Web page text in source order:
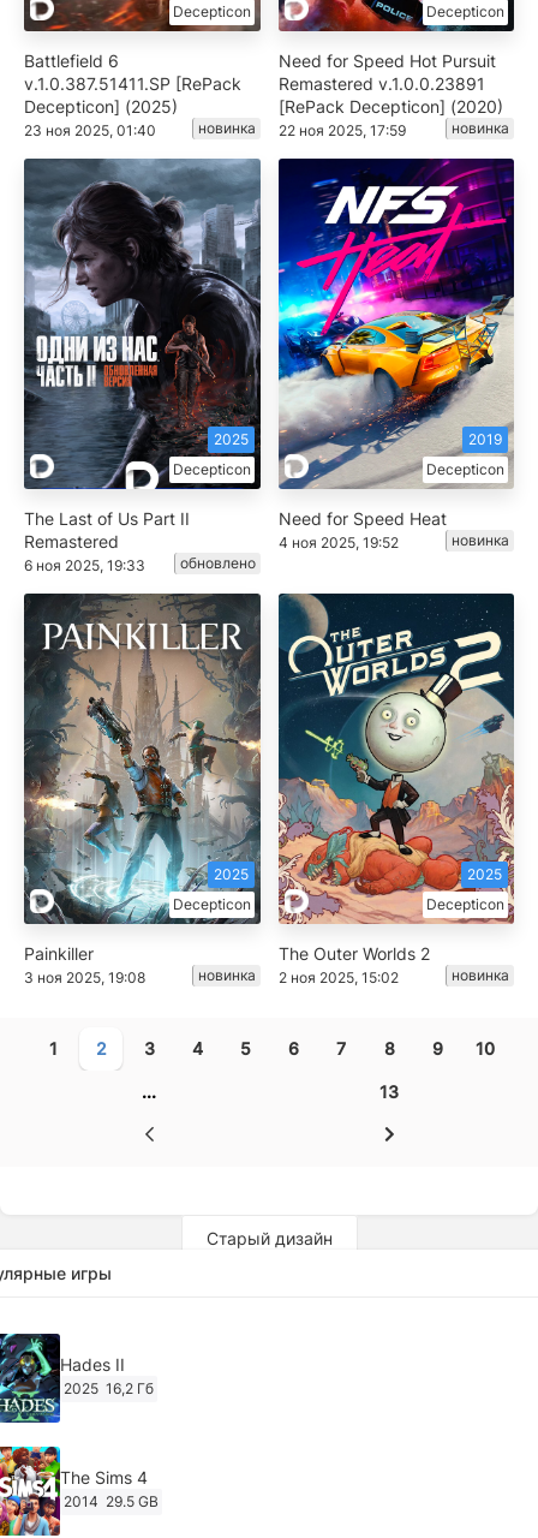
Decepticon
Battlefield 6
v.1.0.387.51411.SP [RePack
Decepticon] (2025)
23 ноя 2025, 01:40 новинка
Decepticon
Need for Speed Hot Pursuit
Remastered v.1.0.0.23891
[RePack Decepticon] (2020)
22 ноя 2025, 17:59 новинка
Decepticon
2025
The Last of Us Part II
Remastered
6 ноя 2025, 19:33 обновлено
Decepticon
2019
Need for Speed Heat
4 ноя 2025, 19:52 новинка
Decepticon
2025
Painkiller
3 ноя 2025, 19:08 новинка
Decepticon
2025
The Outer Worlds 2
2 ноя 2025, 15:02 новинка
1 2 3 4 5 6 7 8 9 10
... 13
Старый дизайн
игры
Hades II
2025 16,2 Гб
The Sims 4
2014 29.5 GB